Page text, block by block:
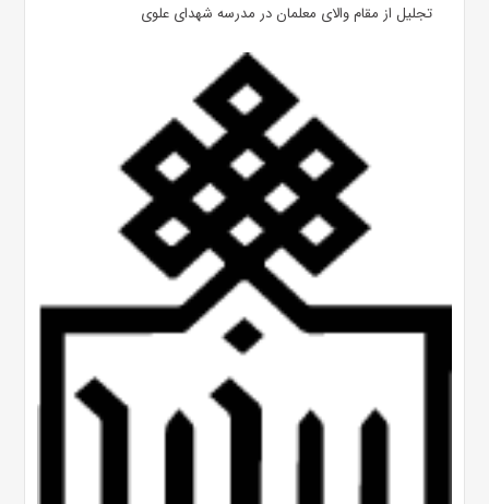
تجلیل از مقام والای معلمان در مدرسه شهدای علوی